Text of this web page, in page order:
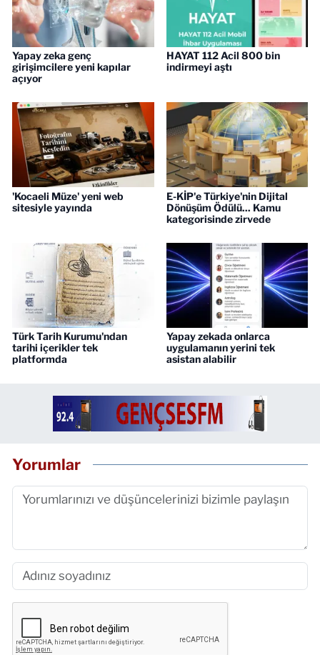
Yapay zeka genç
girişimcilere yeni kapılar
açıyor
HAYAT 112 Acil 800 bin
indirmeyi aştı
'Kocaeli Müze' yeni web
sitesiyle yayında
E-KİP'e Türkiye'nin Dijital
Dönüşüm Ödülü... Kamu
kategorisinde zirvede
Türk Tarih Kurumu'ndan
tarihi içerikler tek
platformda
Yapay zekada onlarca
uygulamanın yerini tek
asistan alabilir
Yorumlar